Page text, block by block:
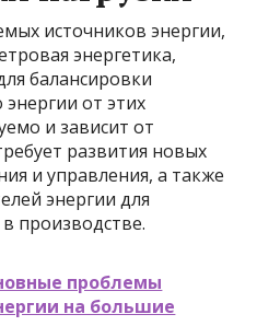
источников энергии,
энергетика,
балансировки
от этих
и зависит от
развития новых
и управления, а также
энергии для
производстве.
проблемы
на большие